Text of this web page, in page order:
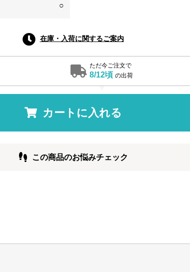
○
在庫・入荷に関するご案内
ただ今ご注文で
8/12頃 の出荷
カートに入れる
この商品のお悩みチェック